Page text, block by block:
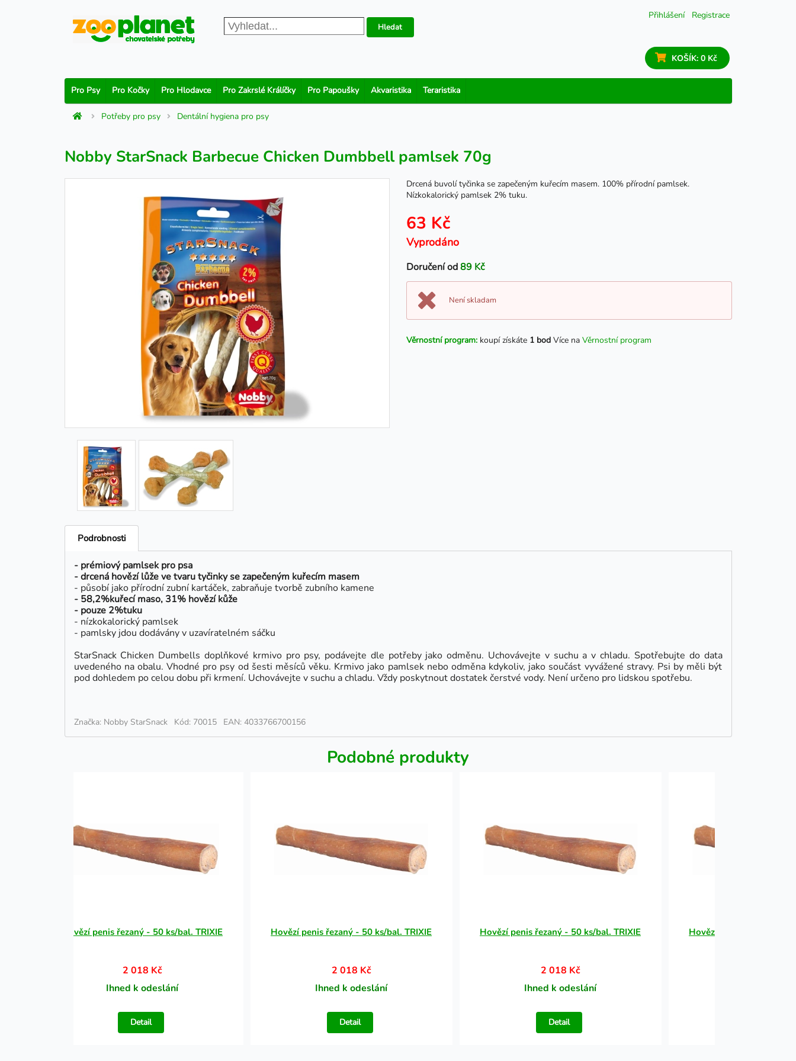
Přihlášení Registrace
Hledat
KOŠÍK: 0 Kč
Pro Psy Pro Kočky Pro Hlodavce Pro Zakrslé Králíčky Pro Papoušky Akvaristika Teraristika
Potřeby pro psy Dentální hygiena pro psy
Nobby StarSnack Barbecue Chicken Dumbbell pamlsek 70g
Drcená buvolí tyčinka se zapečeným kuřecím masem. 100% přírodní pamlsek.
Nízkokalorický pamlsek 2% tuku.
63 Kč
Vyprodáno
Doručení od89 Kč
Není skladam
Věrnostní program: koupí získáte 1 bod Více na Věrnostní program
Podrobnosti
- prémiový pamlsek pro psa
- drcená hovězí lůže ve tvaru tyčinky se zapečenýmkuřecím masem
- působí jako přírodní zubní kartáček, zabraňuje tvorbě zubního kamene
- 58,2%kuřecí maso,31% hovězí kůže
- pouze 2%tuku
- nízkokalorický pamlsek
- pamlsky jdou dodávány v uzavíratelném sáčku
StarSnack Chicken Dumbells doplňkové krmivo pro psy, podávejte dle potřeby jako odměnu. Uchovávejte v suchu a v chladu. Spotřebujte do data
uvedeného na obalu. Vhodné pro psy od šesti měsíců věku. Krmivo jako pamlsek nebo odměna kdykoliv, jako součást vyvážené stravy. Psi by měli být
pod dohledem po celou dobu při krmení. Uchovávejte v suchu a chladu. Vždy poskytnout dostatek čerstvé vody. Není určeno pro lidskou spotřebu.
Značka: Nobby StarSnack Kód: 70015 EAN: 4033766700156
Podobné produkty
Hovězí penis řezaný - 50 ks/bal. TRIXIE
2 018 Kč
Ihned k odeslání
Detail
Hovězí penis řezaný - 50 ks/bal. TRIXIE
2 018 Kč
Ihned k odeslání
Detail
Hovězí penis řezaný - 50 ks/bal. TRIXIE
2 018 Kč
Ihned k odeslání
Detail
Hovězí penis řezaný - 50